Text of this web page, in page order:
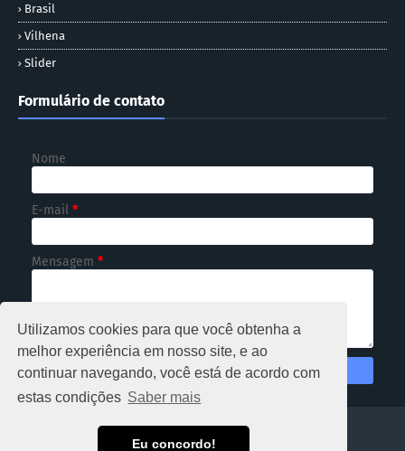
Utilizamos cookies para que você obtenha a
melhor experiência em nosso site, e ao
continuar navegando, você está de acordo com
estas condições Saber mais
Eu concordo!
Brasil
Vilhena
Slider
Formulário de contato
Nome
E-mail *
Mensagem *